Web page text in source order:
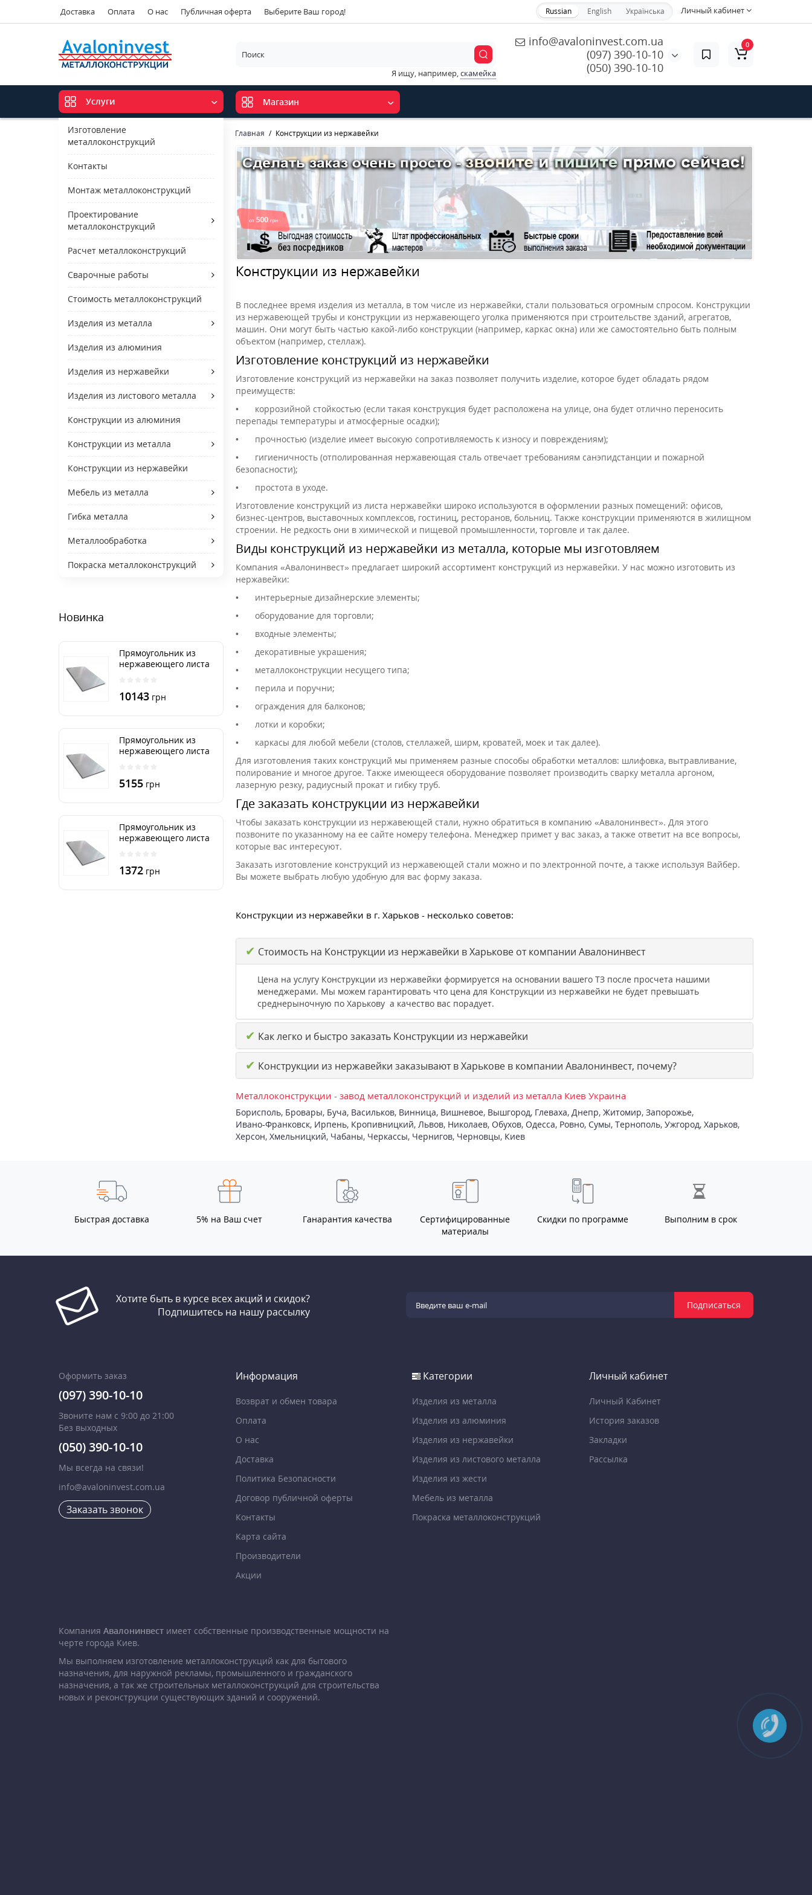
Доставка Оплата О нас Публичная оферта Выберите Ваш город! Личный кабинет
Russian English Українська
info@avaloninvest.com.ua
(097) 390-10-10
(050) 390-10-10
Я ищу, например,скамейка
0
Услуги
Изготовление
металлоконструкций
Контакты
Монтаж металлоконструкций
Проектирование
металлоконструкций
Расчет металлоконструкций
Сварочные работы
Стоимость металлоконструкций
Изделия из металла
Изделия из алюминия
Изделия из нержавейки
Изделия из листового металла
Конструкции из алюминия
Конструкции из металла
Конструкции из нержавейки
Мебель из металла
Гибка металла
Металлообработка
Покраска металлоконструкций
Магазин
Главная Конструкции из нержавейки
Новинка
Прямоугольник из
нержавеющего листа
10143 грн
Прямоугольник из
нержавеющего листа
5155 грн
Прямоугольник из
нержавеющего листа
1372 грн
Конструкции из нержавейки
В последнее время изделия из металла, в том числе из нержавейки, стали пользоваться огромным спросом. Конструкции
из нержавеющей трубы и конструкции из нержавеющего уголка применяются при строительстве зданий, агрегатов,
машин. Они могут быть частью какой-либо конструкции (например, каркас окна) или же самостоятельно быть полным
объектом (например, стеллаж).
Изготовление конструкций из нержавейки
Изготовление конструкций из нержавейки на заказ позволяет получить изделие, которое будет обладать рядом
преимуществ:
•
коррозийной стойкостью (если такая конструкция будет расположена на улице, она будет отлично переносить
перепады температуры и атмосферные осадки);
•
прочностью (изделие имеет высокую сопротивляемость к износу и повреждениям);
•
гигиеничность (отполированная нержавеющая сталь отвечает требованиям санэпидстанции и пожарной
безопасности);
•
простота в уходе.
Изготовление конструкций из листа нержавейки широко используются в оформлении разных помещений: офисов,
бизнес-центров, выставочных комплексов, гостиниц, ресторанов, больниц. Также конструкции применяются в жилищном
строении. Не редкость они в химической и пищевой промышленности, торговле и так далее.
Виды конструкций из нержавейки из металла, которые мы изготовляем
Компания «Авалонинвест» предлагает широкий ассортимент конструкций из нержавейки. У нас можно изготовить из
нержавейки:
•
интерьерные дизайнерские элементы;
•
оборудование для торговли;
•
входные элементы;
•
декоративные украшения;
•
металлоконструкции несущего типа;
•
перила и поручни;
•
ограждения для балконов;
•
лотки и коробки;
•
каркасы для любой мебели (столов, стеллажей, ширм, кроватей, моек и так далее).
Для изготовления таких конструкций мы применяем разные способы обработки металлов: шлифовка, вытравливание,
полирование и многое другое. Также имеющееся оборудование позволяет производить сварку металла аргоном,
лазерную резку, радиусный прокат и гибку труб.
Где заказать конструкции из нержавейки
Чтобы заказать конструкции из нержавеющей стали, нужно обратиться в компанию «Авалонинвест». Для этого
позвоните по указанному на ее сайте номеру телефона. Менеджер примет у вас заказ, а также ответит на все вопросы,
которые вас интересуют.
Заказать изготовление конструкций из нержавеющей стали можно и по электронной почте, а также используя Вайбер.
Вы можете выбрать любую удобную для вас форму заказа.
Конструкции из нержавейки в г. Харьков - несколько советов:
✔ Стоимость на Конструкции из нержавейки в Харькове от компании Авалонинвест
Цена на услугу Конструкции из нержавейки формируется на основании вашего ТЗ после просчета нашими
менеджерами. Мы можем гарантировать что цена для Конструкции из нержавейки не будет превышать
среднерыночную по Харькову а качество вас порадует.
✔ Как легко и быстро заказать Конструкции из нержавейки
✔ Конструкции из нержавейки заказывают в Харькове в компании Авалонинвест, почему?
Металлоконструкции - завод металлоконструкций и изделий из металла Киев Украина
Борисполь, Бровары, Буча, Васильков, Винница, Вишневое, Вышгород, Глеваха, Днепр, Житомир, Запорожье,
Ивано-Франковск, Ирпень, Кропивницкий, Львов, Николаев, Обухов, Одесса, Ровно, Сумы, Тернополь, Ужгород, Харьков,
Херсон, Хмельницкий, Чабаны, Черкассы, Чернигов, Черновцы, Киев
Быстрая доставка 5% на Ваш счет Ганарантия качества
Сертифицированные
материалы
Скидки по программе Выполним в срок
Хотите быть в курсе всех акций и скидок?
Подпишитесь на нашу рассылку
Подписаться
Оформить заказ
(097) 390-10-10
Звоните нам с 9:00 до 21:00
Без выходных
(050) 390-10-10
Мы всегда на связи!
info@avaloninvest.com.ua
Заказать звонок
Информация
Возврат и обмен товара
Оплата
О нас
Доставка
Политика Безопасности
Договор публичной оферты
Контакты
Карта сайта
Производители
Акции
Категории
Изделия из металла
Изделия из алюминия
Изделия из нержавейки
Изделия из листового металла
Изделия из жести
Мебель из металла
Покраска металлоконструкций
Личный кабинет
Личный Кабинет
История заказов
Закладки
Рассылка
Компания Авалонинвест имеет собственные производственные мощности на
черте города Киев.
Мы выполняем изготовление металлоконструкций как для бытового
назначения, для наружной рекламы, промышленного и гражданского
назначения, а так же строительных металлоконструкций для строительства
новых и реконструкции существующих зданий и сооружений.